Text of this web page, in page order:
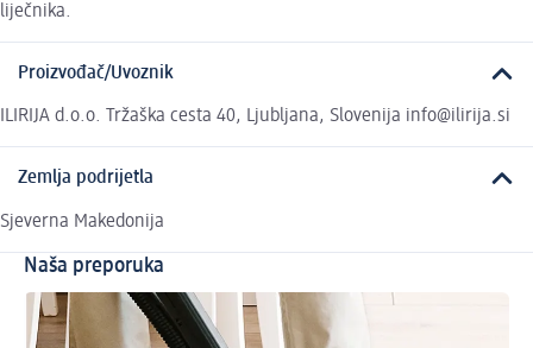
liječnika.
Proizvođač/Uvoznik
ILIRIJA d.o.o. Tržaška cesta 40, Ljubljana, Slovenija info@ilirija.si
Zemlja podrijetla
Sjeverna Makedonija
Naša preporuka